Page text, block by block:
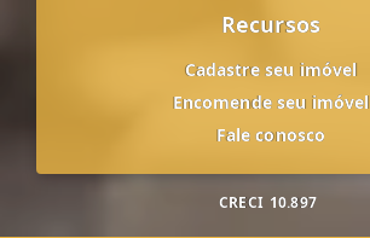
Recursos
Cadastre seu imóvel
Encomende seu imóvel
Fale conosco
CRECI 10.897